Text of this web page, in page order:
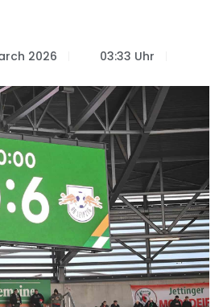
2026 03:33 Uhr